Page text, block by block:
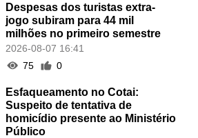
Despesas dos turistas extra-
jogo subiram para 44 mil
milhões no primeiro semestre
2026-08-07 16:41
75
0
Esfaqueamento no Cotai:
Suspeito de tentativa de
homicídio presente ao Ministério
Público